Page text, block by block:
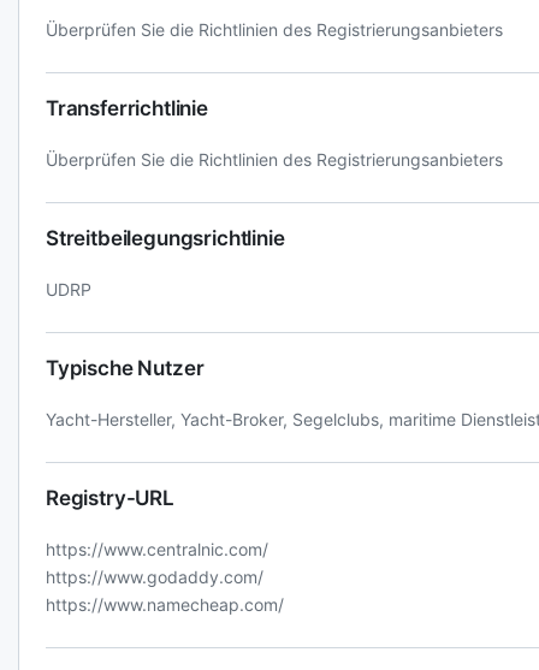
Überprüfen Sie die Richtlinien des Registrierungsanbieters
Transferrichtlinie
Überprüfen Sie die Richtlinien des Registrierungsanbieters
Streitbeilegungsrichtlinie
UDRP
Typische Nutzer
Yacht-Hersteller, Yacht-Broker, Segelclubs, maritime
Registry-URL
https://www.centralnic.com/
https://www.godaddy.com/
https://www.namecheap.com/